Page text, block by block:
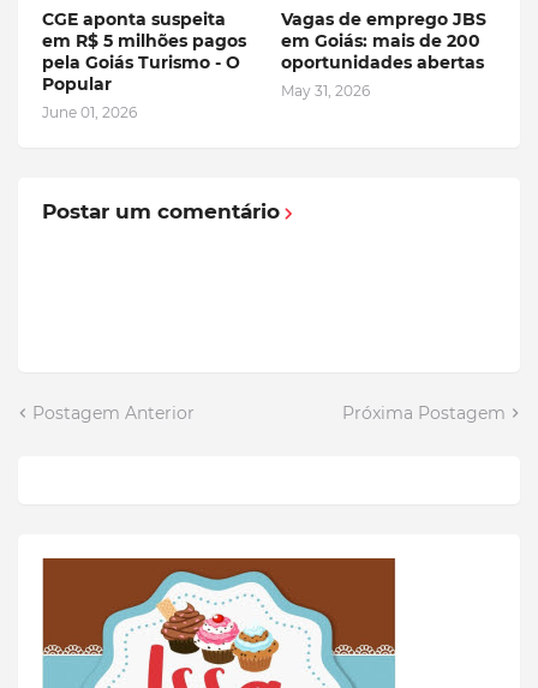
CGE aponta suspeita
em R$ 5 milhões pagos
pela Goiás Turismo - O
Popular
June 01, 2026
Vagas de emprego JBS
em Goiás: mais de 200
oportunidades abertas
May 31, 2026
Postar um comentário
Postagem Anterior Próxima Postagem